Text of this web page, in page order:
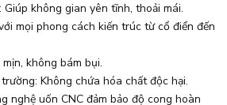
không gian yên tĩnh, thoải mái.
mọi phong cách kiến trúc từ cổ điển đến
không bám bụi.
Không chứa hóa chất độc hại.
nghệ uốn CNC đảm bảo độ cong hoàn